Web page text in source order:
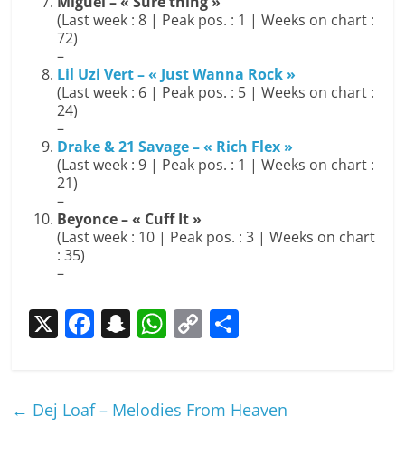
(Last week : 8 | Peak pos. : 1 | Weeks on chart :
72)
–
Lil Uzi Vert – « Just Wanna Rock »
(Last week : 6 | Peak pos. : 5 | Weeks on chart :
24)
–
Drake & 21 Savage – « Rich Flex »
(Last week : 9 | Peak pos. : 1 | Weeks on chart :
21)
–
Beyonce – « Cuff It »
(Last week : 10 | Peak pos. : 3 | Weeks on chart
: 35)
–
X F
e
S
p
W
s
C
y g
← Dej Loaf – Melodies From Heaven